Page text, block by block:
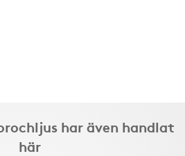
har även handlat
här